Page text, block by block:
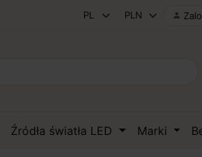

Źródła światła LED Marki